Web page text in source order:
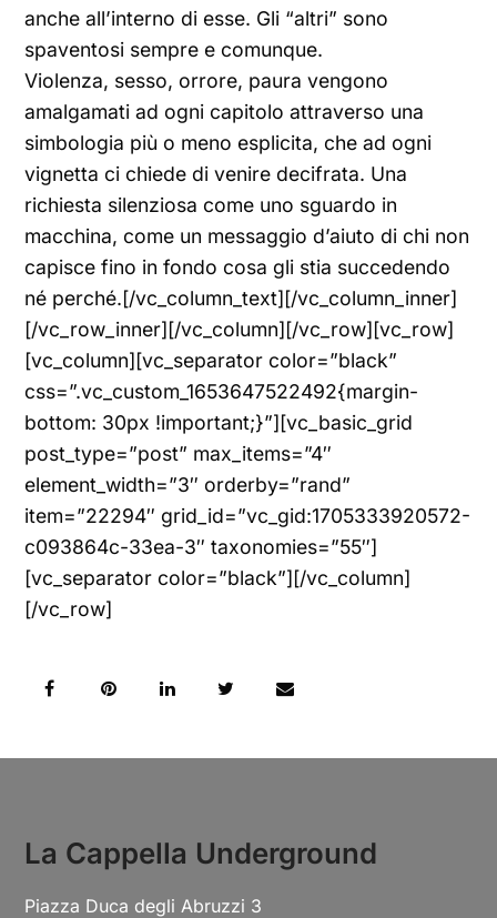
anche all’interno di esse. Gli “altri” sono
spaventosi sempre e comunque.
Violenza, sesso, orrore, paura vengono
amalgamati ad ogni capitolo attraverso una
simbologia più o meno esplicita, che ad ogni
vignetta ci chiede di venire decifrata. Una
richiesta silenziosa come uno sguardo in
macchina, come un messaggio d’aiuto di chi non
capisce fino in fondo cosa gli stia succedendo
né perché.[/vc_column_text][/vc_column_inner]
[/vc_row_inner][/vc_column][/vc_row][vc_row]
[vc_column][vc_separator color=”black”
css=”.vc_custom_1653647522492{margin-
bottom: 30px !important;}”][vc_basic_grid
post_type=”post” max_items=”4″
element_width=”3″ orderby=”rand”
item=”22294″ grid_id=”vc_gid:1705333920572-
c093864c-33ea-3″ taxonomies=”55″]
[vc_separator color=”black”][/vc_column]
[/vc_row]
La Cappella Underground
Piazza Duca degli Abruzzi 3